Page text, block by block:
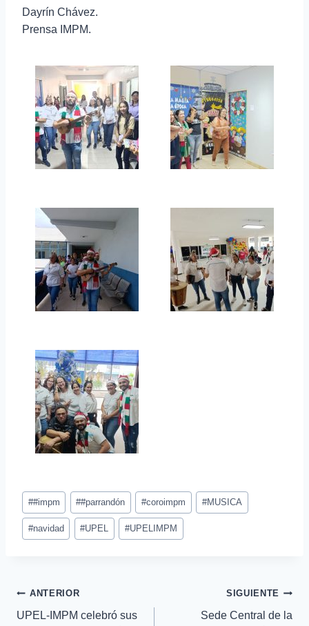
Dayrín Chávez.
Prensa IMPM.
##impm ##parrandón #coroimpm #MUSICA
#navidad #UPEL #UPELIMPM
ANTERIOR
UPEL-IMPM celebró sus
SIGUIENTE
Sede Central de la